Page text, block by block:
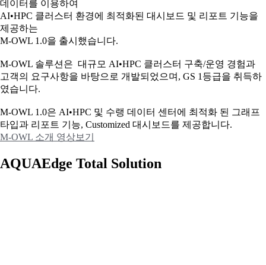
데이터를 이용하여
AI•HPC 클러스터 환경에 최적화된 대시보드 및 리포트 기능을
제공하는
M-OWL 1.0을 출시했습니다.
M-OWL 솔루션은 대규모 AI•HPC 클러스터 구축/운영 경험과
고객의 요구사항을 바탕으로 개발되었으며, GS 1등급을 취득하
였습니다.
M-OWL 1.0은 AI•HPC 및 수랭 데이터 센터에 최적화 된 그래프
타입과 리포트 기능, Customized 대시보드를 제공합니다.
M-OWL 소개 영상보기
AQUAEdge Total Solution